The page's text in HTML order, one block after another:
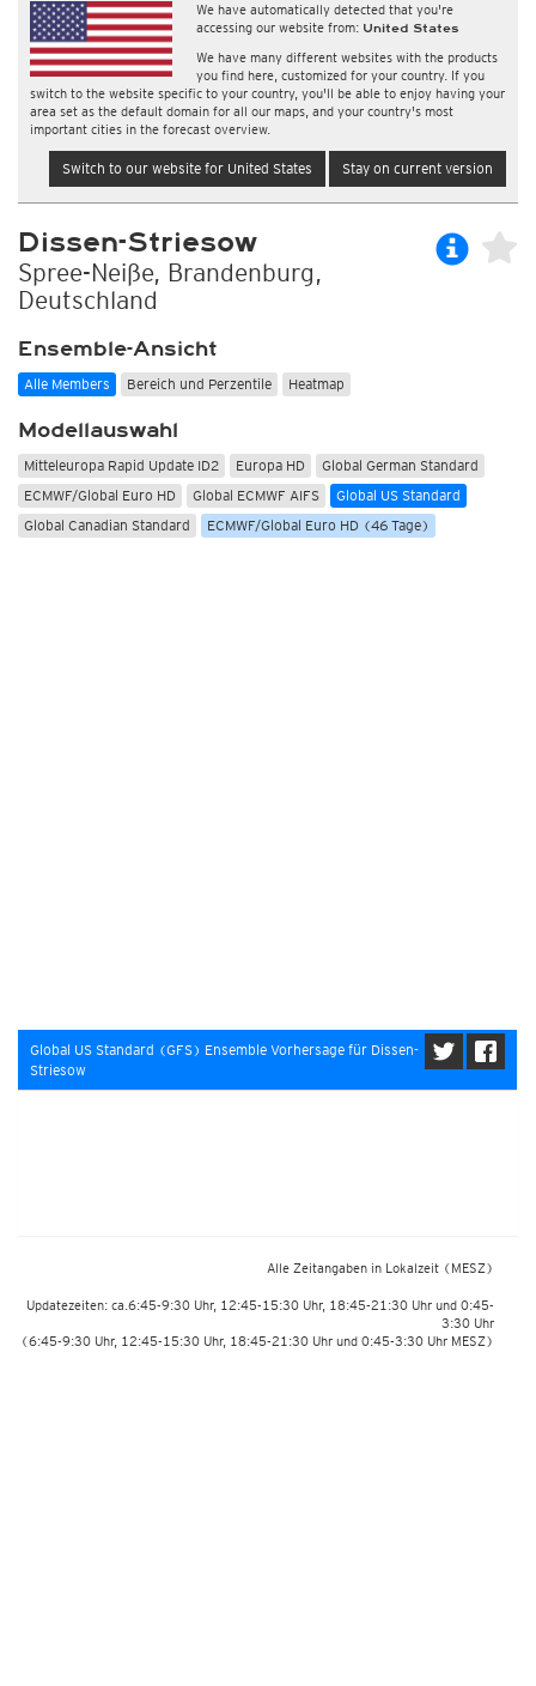
We have automatically detected that you're
accessing our website from: United States
We have many different websites with the products
you find here, customized for your country. If you
switch to the website specific to your country, you'll be able to enjoy having your
area set as the default domain for all our maps, and your country's most
important cities in the forecast overview.
Switch to our website for United States Stay on current version
Dissen-Striesow
Spree-Neiße, Brandenburg,
Deutschland
Ensemble-Ansicht
Alle Members Bereich und Perzentile Heatmap
Modellauswahl
Mitteleuropa Rapid Update ID2 Europa HD
Global German Standard
ECMWF/Global Euro HD
Global ECMWF AIFS
Global US Standard
Global Canadian Standard
ECMWF/Global Euro HD (46 Tage)
Global US Standard (GFS) Ensemble Vorhersage für Dissen-
Striesow
Alle Zeitangaben in Lokalzeit (MESZ)
Updatezeiten: ca.6:45-9:30 Uhr, 12:45-15:30 Uhr, 18:45-21:30 Uhr und 0:45-
3:30 Uhr
(6:45-9:30 Uhr, 12:45-15:30 Uhr, 18:45-21:30 Uhr und 0:45-3:30 Uhr MESZ)